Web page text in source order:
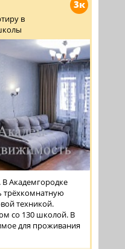
3к
в
Академгородке
трёхкомнатную
техникой.
со 130 школой. В
для проживания